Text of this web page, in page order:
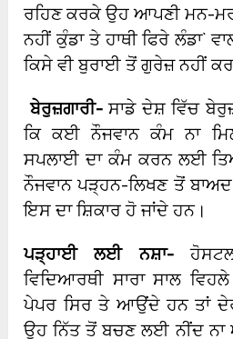
ਰਹਿਣ ਕਰਕੇ ਉਹ ਆਪਣੀ ਮਨ-
ਨਹੀਂ ਕੁੰਡਾ ਤੇ ਹਾਥੀ ਫਿਰੇ ਲੰਡਾ`
ਕਿਸੇ ਵੀ ਬੁਰਾਈ ਤੋਂ ਗੁਰੇਜ਼ ਨਹੀਂ
ਬੇਰੁਜ਼ਗਾਰੀ-ਸਾਡੇ ਦੇਸ਼ ਵਿੱਚ
ਕਿ ਕਈ ਨੌਜਵਾਨ ਕੰਮ ਨਾ
ਸਪਲਾਈ ਦਾ ਕੰਮ ਕਰਨ ਲਈ
ਨੌਜਵਾਨ ਪੜ੍ਹਨ-ਲਿਖਣ ਤੋਂ
ਇਸ ਦਾ ਸ਼ਿਕਾਰ ਹੋ ਜਾਂਦੇ ਹਨ।
ਪੜ੍ਹਾਈ ਲਈ ਨਸ਼ਾ-
ਵਿਦਿਆਰਥੀ ਸਾਰਾ ਸਾਲ
ਪੇਪਰ ਸਿਰ ਤੇ ਆਉਂਦੇ ਹਨ ਤਾਂ
ਉਹ ਨਿੱਤ ਤੋਂ ਬਚਣ ਲਈ ਨੀਂਦ